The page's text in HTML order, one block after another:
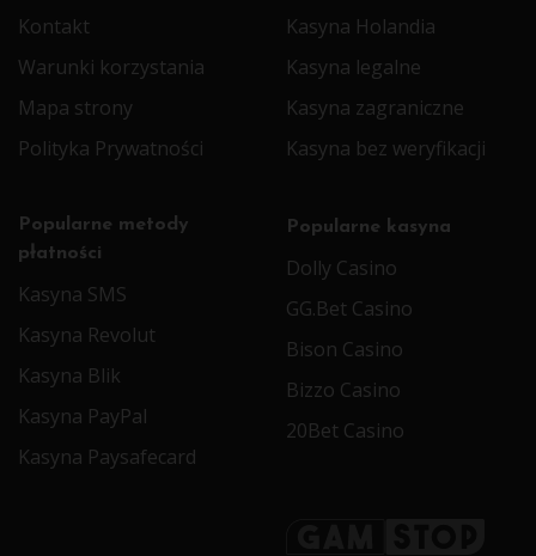
Kontakt
Warunki korzystania
Mapa strony
Polityka Prywatności
Kasyna Holandia
Kasyna legalne
Kasyna zagraniczne
Kasyna bez weryfikacji
Popularne metody
płatności
Kasyna SMS
Kasyna Revolut
Kasyna Blik
Kasyna PayPal
Kasyna Paysafecard
Popularne kasyna
Dolly Casino
GG.Bet Casino
Bison Casino
Bizzo Casino
20Bet Casino